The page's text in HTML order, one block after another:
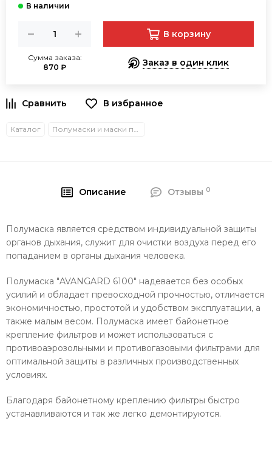
Сумма заказа:
870 ₽
В корзину
Заказ в один клик
В избранное
Каталог Полумаски и маски полнолицевые
Описание Отзывы 0
Полумаска является средством индивидуальной защиты
органов дыхания, служит для очистки воздуха перед его
попаданием в органы дыхания человека.
Полумаска "AVANGARD 6100" надевается без особых
усилий и обладает превосходной прочностью, отличается
экономичностью, простотой и удобством эксплуатации, а
также малым весом. Полумаска имеет байонетное
крепление фильтров и может использоваться с
противоаэрозольными и противогазовыми фильтрами для
оптимальной защиты в различных производственных
условиях.
Благодаря байонетному креплению фильтры быстро
устанавливаются и так же легко демонтируются.